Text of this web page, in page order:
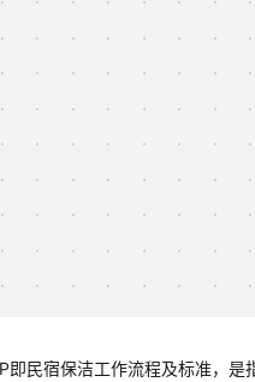
即民宿保洁工作流程及标准，